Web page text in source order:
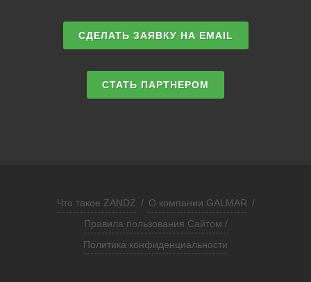
СДЕЛАТЬ ЗАЯВКУ НА EMAIL
СТАТЬ ПАРТНЕРОМ
Что такое ZANDZ / О компании GALMAR /
Правила пользования Сайтом /
Политика конфиденциальности